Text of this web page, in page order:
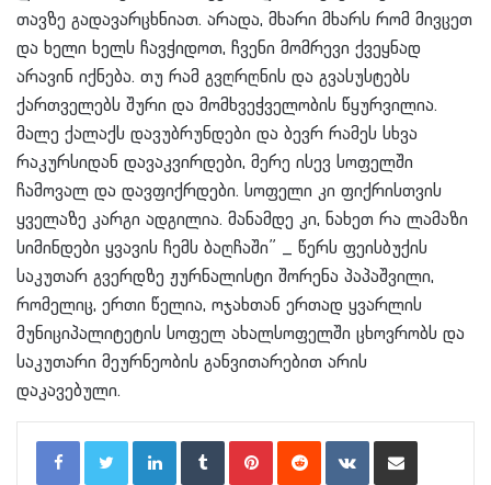
თავზე გადავარცხნიათ. არადა, მხარი მხარს რომ მივცეთ
და ხელი ხელს ჩავჭიდოთ, ჩვენი მომრევი ქვეყნად
არავინ იქნება. თუ რამ გვღრღნის და გვასუსტებს
ქართველებს შური და მომხვეჭველობის წყურვილია.
მალე ქალაქს დავუბრუნდები და ბევრ რამეს სხვა
რაკურსიდან დავაკვირდები, მერე ისევ სოფელში
ჩამოვალ და დავფიქრდები. სოფელი კი ფიქრისთვის
ყველაზე კარგი ადგილია. მანამდე კი, ნახეთ რა ლამაზი
სიმინდები ყვავის ჩემს ბაღჩაში” _ წერს ფეისბუქის
საკუთარ გვერდზე ჟურნალისტი შორენა პაპაშვილი,
რომელიც, ერთი წელია, ოჯახთან ერთად ყვარლის
მუნიციპალიტეტის სოფელ ახალსოფელში ცხოვრობს და
საკუთარი მეურნეობის განვითარებით არის
დაკავებული.
LinkedInTumblr PinterestReddit VKontakteShare via Email